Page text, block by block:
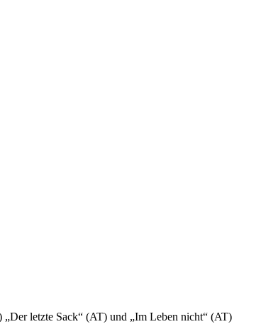
letzte Sack“ (AT) und „Im Leben nicht“ (AT)